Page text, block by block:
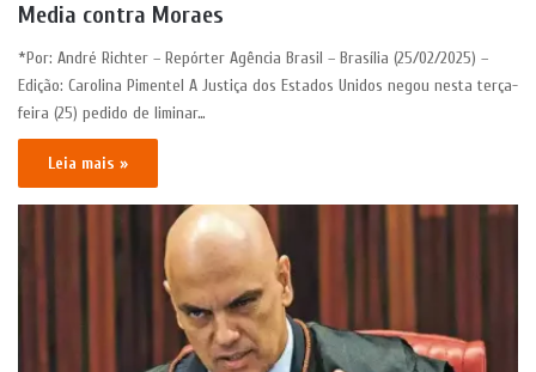
Media contra Moraes
*Por: André Richter – Repórter Agência Brasil – Brasília (25/02/2025) –
Edição: Carolina Pimentel A Justiça dos Estados Unidos negou nesta terça-
feira (25) pedido de liminar…
Leia mais »